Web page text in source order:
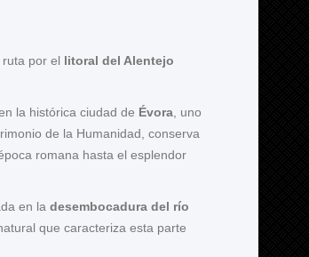
ruta por el litoral del Alentejo
la histórica ciudad de Évora , uno
de la Humanidad, conserva
romana hasta el esplendor
en la desembocadura del río
que caracteriza esta parte